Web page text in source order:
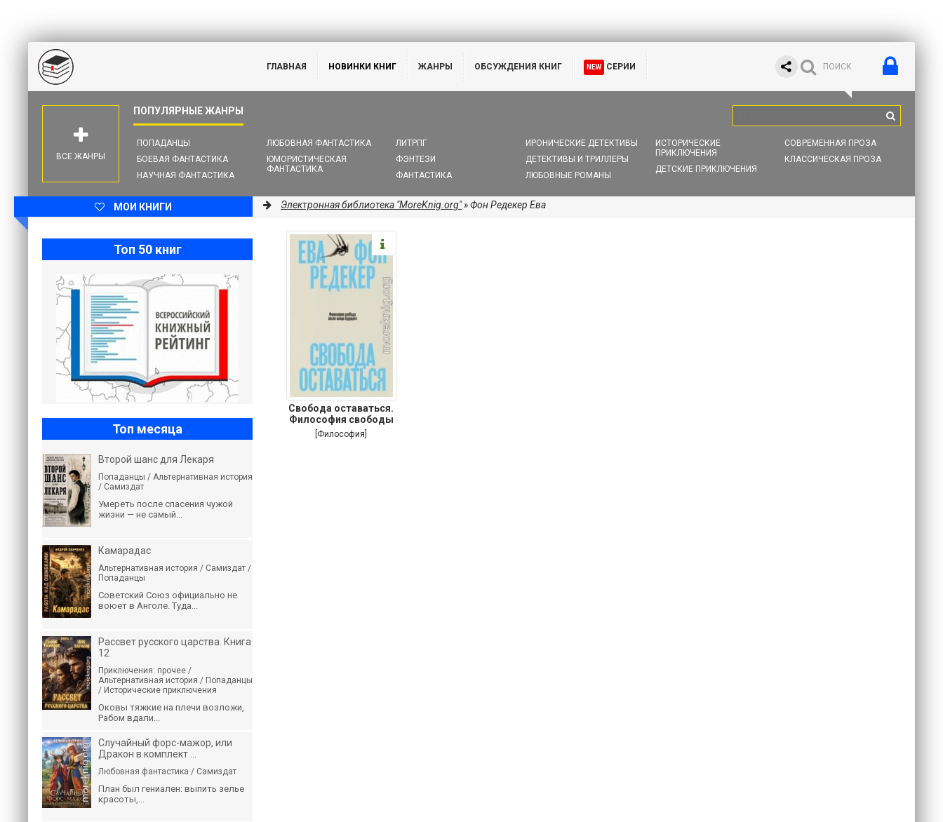
ГЛАВНАЯ НОВИНКИ КНИГ ЖАНРЫ ОБСУЖДЕНИЯ КНИГ NEW СЕРИИ
ПОПАДАНЦЫ
БОЕВАЯ ФАНТАСТИКА
НАУЧНАЯ ФАНТАСТИКА
ЛЮБОВНАЯ ФАНТАСТИКА
ЮМОРИСТИЧЕСКАЯ
ФАНТАСТИКА
ЛИТРПГ
ФЭНТЕЗИ
ФАНТАСТИКА
ИРОНИЧЕСКИЕ ДЕТЕКТИВЫ
ДЕТЕКТИВЫ И ТРИЛЛЕРЫ
ЛЮБОВНЫЕ РОМАНЫ
ИСТОРИЧЕСКИЕ
ПРИКЛЮЧЕНИЯ
ДЕТСКИЕ ПРИКЛЮЧЕНИЯ
СОВРЕМЕННАЯ ПРОЗА
КЛАССИЧЕСКАЯ ПРОЗА
ВСЕ ЖАНРЫ
МОИ КНИГИ Электронная библиотека "MoreKnig.org"» Фон Редекер Ева
Свобода оставаться.
Философия свободы
[Философия]
Топ 50 книг
Топ месяца
Второй шанс для Лекаря
Попаданцы / Альтернативная история
/ Самиздат
Умереть после спасения чужой
жизни — не самый...
Камарадас
Альтернативная история / Самиздат /
Попаданцы
Советский Союз официально не
воюет в Анголе. Туда...
Рассвет русского царства. Книга
12
Приключения: прочее /
Альтернативная история / Попаданцы
/ Исторические приключения
Оковы тяжкие на плечи возложи,
Рабом вдали...
Случайный форс-мажор, или
Дракон в комплект ...
Любовная фантастика / Самиздат
План был гениален: выпить зелье
красоты,...